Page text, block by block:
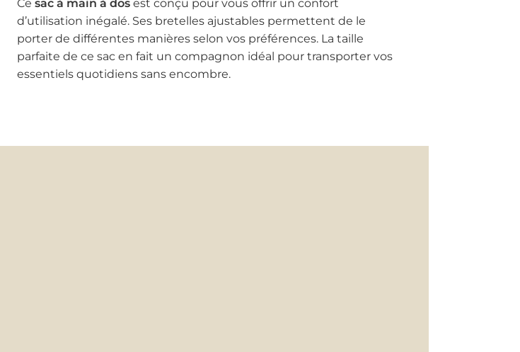
Cesac à main à dos est conçu pour vous offrir un confort
d’utilisation inégalé. Ses bretelles ajustables permettent de le
porter de différentes manières selon vos préférences. La taille
parfaite de ce sac en fait un compagnon idéal pour transporter vos
essentiels quotidiens sans encombre.